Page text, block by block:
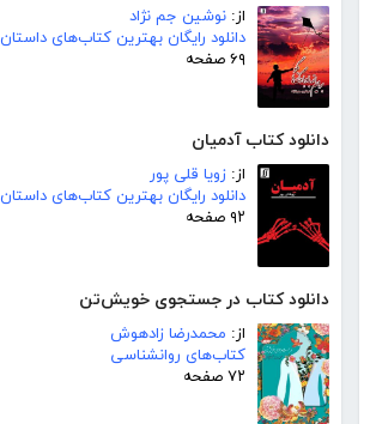
از: نوشین جم نژاد
دانلود رایگان بهترین کتاب‌های داستان
۶۹ صفحه
دانلود کتاب آدمیان
از: زویا قلی پور
دانلود رایگان بهترین کتاب‌های داستان
۹۲ صفحه
دانلود کتاب در جستجوی خویش‌تن
از: محمدرضا زادهوش
کتاب‌های روانشناسی
۷۲ صفحه